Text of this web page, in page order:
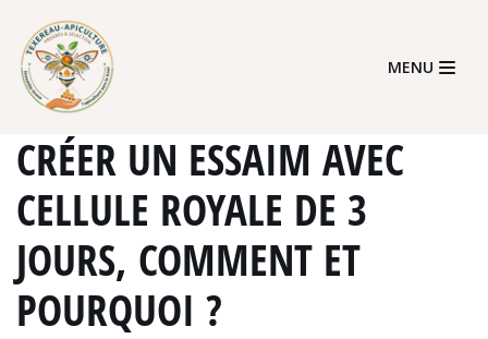
Skip
to
content
MENU
CRÉER UN ESSAIM AVEC
CELLULE ROYALE DE 3
JOURS, COMMENT ET
POURQUOI ?